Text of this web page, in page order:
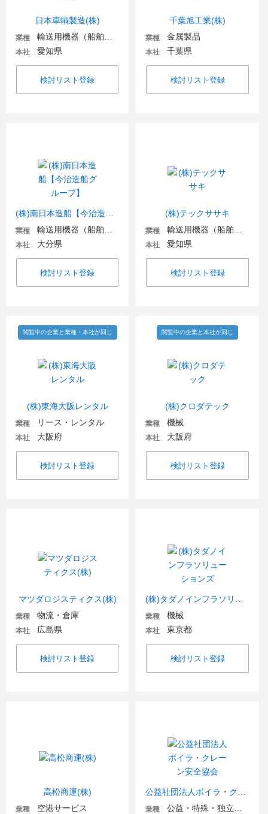
日本車輌製造(株)
業種
本社 愛知県
検討リスト登録
千葉旭工業(株)
業種 金属製品
本社 千葉県
検討リスト登録
業種
本社 大分県
検討リスト登録
(株)テックササキ
業種
本社 愛知県
検討リスト登録
(株)東海大阪レンタル
閲覧中の企業と業種・本社が同じ
業種 リース・レンタル
本社 大阪府
検討リスト登録
(株)クロダテック
閲覧中の企業と本社が同じ
業種 機械
本社 大阪府
検討リスト登録
マツダロジスティクス(株)
業種 物流・倉庫
本社 広島県
検討リスト登録
業種 機械
本社 東京都
検討リスト登録
高松商運(株)
業種 空港サービス 業種